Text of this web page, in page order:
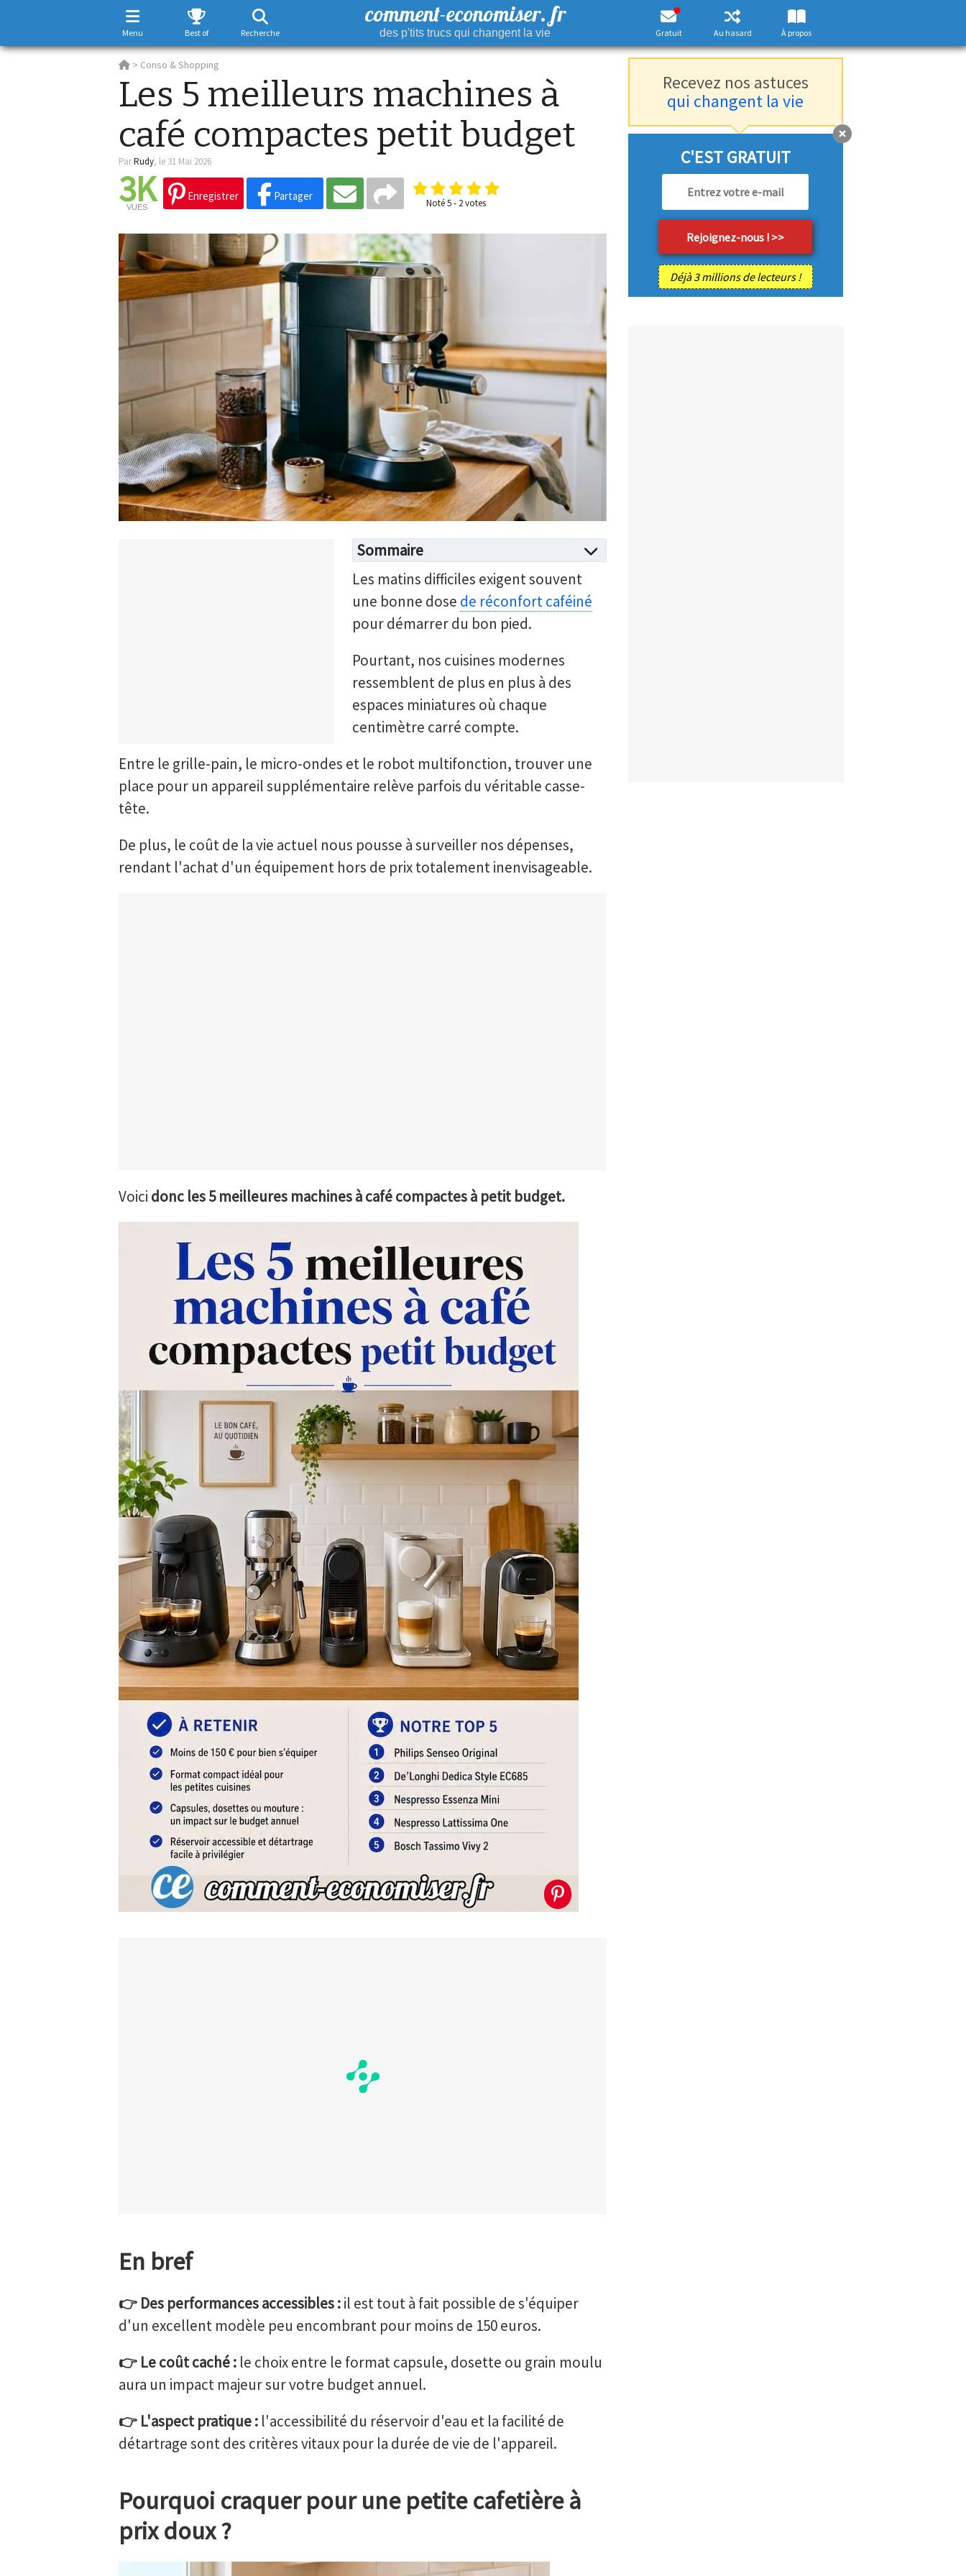
Menu Best of Recherche
comment-economiser. fr
des p'tits trucs qui changent la vie Gratuit Au hasard À propos
> Conso & Shopping
Les 5 meilleurs machines à
café compactes petit budget
ParRudy, le 31 Mai 2026
3K
VUES
Enregistrer Partager
Noté5- 2 votes
Sommaire
Les matins difficiles exigent souvent
une bonne dose de réconfort caféiné
pour démarrer du bon pied.
Pourtant, nos cuisines modernes
ressemblent de plus en plus à des
espaces miniatures où chaque
centimètre carré compte.
Entre le grille-pain, le micro-ondes et le robot multifonction, trouver une
place pour un appareil supplémentaire relève parfois du véritable casse-
tête.
De plus, le coût de la vie actuel nous pousse à surveiller nos dépenses,
rendant l'achat d'un équipement hors de prix totalement inenvisageable.
Voici donc les 5 meilleures machines à café compactes à petit budget.
En bref
👉 Des performances accessibles :il est tout à fait possible de s'équiper
d'un excellent modèle peu encombrant pour moins de 150 euros.
👉 Le coût caché :le choix entre le format capsule, dosette ou grain moulu
aura un impact majeur sur votre budget annuel.
👉 L'aspect pratique :l'accessibilité du réservoir d'eau et la facilité de
détartrage sont des critères vitaux pour la durée de vie de l'appareil.
Pourquoi craquer pour une petite cafetière à
prix doux ?
Recevez nos astuces
qui changent la vie
C'EST GRATUIT
Déjà 3 millions de lecteurs !